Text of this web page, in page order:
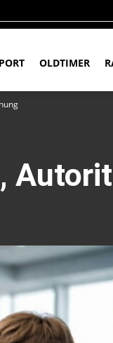
OLDTIMER